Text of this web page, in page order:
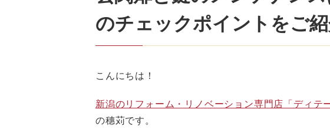
のチェックポイントをご
こんにちは！
新潟のリフォーム・リノベーション専門店「ディテ
の穗苅です。